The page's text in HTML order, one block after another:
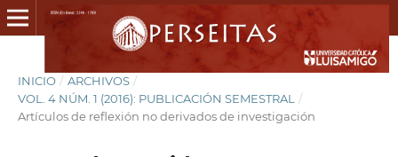
INICIO / ARCHIVOS /
VOL. 4 NÚM. 1 (2016): PUBLICACIÓN SEMESTRAL
/
Artículos de reflexión no derivados de investigación